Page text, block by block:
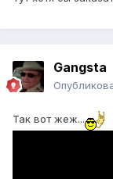
Gangsta
Так вот жеж...